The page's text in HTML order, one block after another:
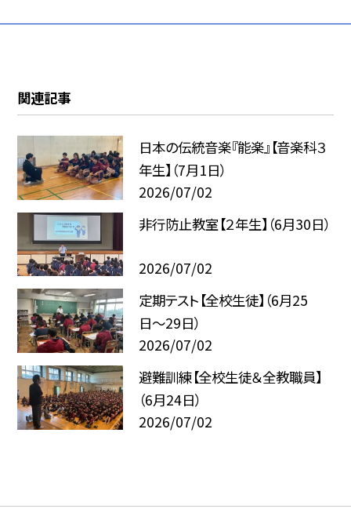
関連記事
日本の伝統音楽『能楽』【音楽科３
年生】（7月1日）
2026/07/02
非行防止教室【２年生】（6月30日）
2026/07/02
定期テスト【全校生徒】（6月25
日〜29日）
2026/07/02
避難訓練【全校生徒＆全教職員】
（6月24日）
2026/07/02